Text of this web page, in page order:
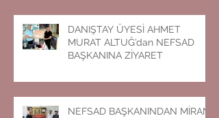
DANIŞTAY ÜYESİ AHMET
MURAT ALTUĞ’dan NEFSAD
BAŞKANINA ZİYARET
NEFSAD BAŞKANINDAN MİRAN